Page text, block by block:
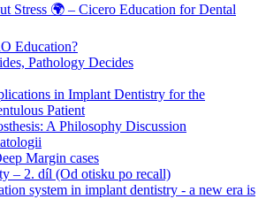
Stress 🌍 – Cicero Education for Dental
Education?
Pathology Decides
in Implant Dentistry for the
Patient
A Philosophy Discussion
Margin cases
– 2. díl (Od otisku po recall)
system in implant dentistry - a new era is